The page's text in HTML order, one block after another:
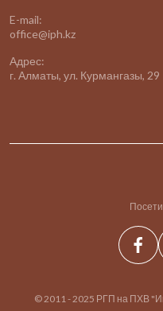
E-mail:
office@iph.kz
Адрес:
г. Алматы, ул. Курмангазы, 29
© 2011 - 2025 РГП на ПХВ